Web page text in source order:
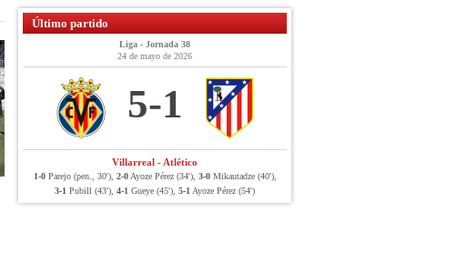
Último partido
Liga - Jornada 38
24 de mayo de 2026
5-1
Villarreal - Atlético
1-0Parejo (pen., 30'), 2-0Ayoze Pérez (34'), 3-0Mikautadze (40'),
3-1 Pubill (43'), 4-1 Gueye (45'), 5-1 Ayoze Pérez (54')